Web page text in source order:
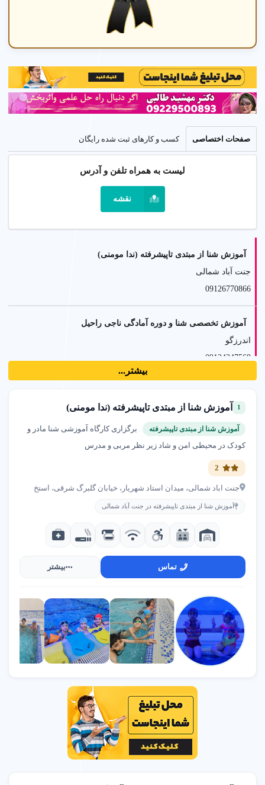
صفحات اختصاصی کسب و کارهای ثبت شده رایگان
لیست به همراه تلفن و آدرس
نقشه
آموزش شنا از مبتدی تاپیشرفته (ندا مومنی)
جنت آباد شمالی
09126770866
آموزش تخصصی شنا و دوره آمادگی ناجی راحیل
اندرزگو
09124347568
دریاچه چیتگر
09127118579
آموزش شنا اصلاح تکنیک وآبدرمانی غفاری
ستارخان
09124939095
تیم شنا دختران غرب
09915353869
تیم تخصصی آموزش شنا شناگرشو با مربیگری سحر قجر
شهرک غرب
09127848503
مربی شنا فرناز مردی
بیشتر...
1 آموزش شنا از مبتدی تاپیشرفته (ندا مومنی)
آموزش شنا از مبتدی تاپیشرفته
برگزاری کارگاه آموزشی شنا مادر و
کودک در محیطی امن و شاد زیر نظر مربی و مدرس
جنت اباد شمالی، میدان استاد شهریار، خیابان گلبرگ شرقی، استخ
آموزش شنا از مبتدی تاپیشرفته در جنت آباد شمالی
تماس بیشتر